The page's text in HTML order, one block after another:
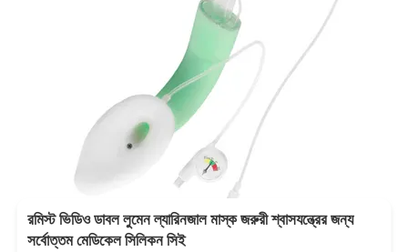
রমিস্ট ভিডিও ডাবল লুমেন ল্যারিনজাল মাস্ক জরুরী শ্বাসযন্ত্রের জন্য
সর্বোত্তম মেডিকেল সিলিকন সিই